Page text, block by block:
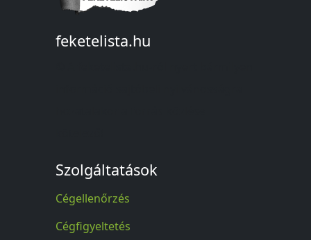
feketelista.hu
Szolgáltatások
Cégellenőrzés
Cégfigyeltetés